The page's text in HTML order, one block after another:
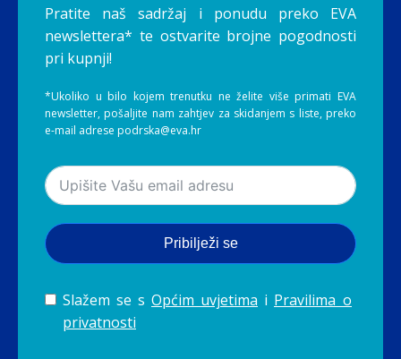
Pratite naš sadržaj i ponudu preko EVA
newslettera* te ostvarite brojne pogodnosti
pri kupnji!
*Ukoliko u bilo kojem trenutku ne želite više primati EVA
newsletter, pošaljite nam zahtjev za skidanjem s liste, preko
e-mail adrese podrska@eva.hr
Pribilježi se
Slažem se s Općim uvjetima i Pravilima o
privatnosti